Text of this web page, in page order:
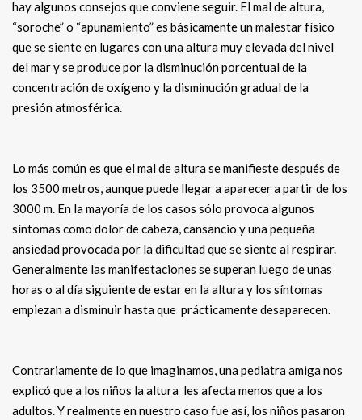
hay algunos consejos que conviene seguir. El mal de altura,
“soroche” o “apunamiento” es básicamente un malestar físico
que se siente en lugares con una altura muy elevada del nivel
del mar y se produce por la disminución porcentual de la
concentración de oxígeno y la disminución gradual de la
presión atmosférica.
Lo más común es que el mal de altura se manifieste después de
los 3500 metros, aunque puede llegar a aparecer a partir de los
3000 m. En la mayoría de los casos sólo provoca algunos
síntomas como dolor de cabeza, cansancio y una pequeña
ansiedad provocada por la dificultad que se siente al respirar.
Generalmente las manifestaciones se superan luego de unas
horas o al día siguiente de estar en la altura y los síntomas
empiezan a disminuir hasta que prácticamente desaparecen.
Contrariamente de lo que imaginamos, una pediatra amiga nos
explicó que a los niños la altura les afecta menos que a los
adultos. Y realmente en nuestro caso fue así, los niños pasaron